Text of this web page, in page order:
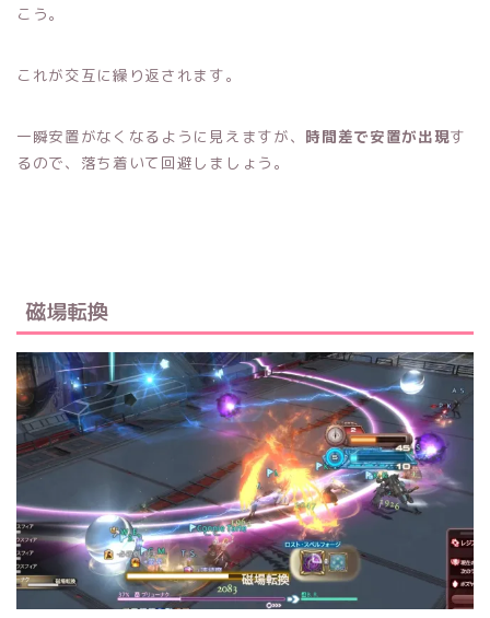
こう。
これが交互に繰り返されます。
一瞬安置がなくなるように見えますが、 時間差で安置が出現す
るので、落ち着いて回避しましょう。
磁場転換